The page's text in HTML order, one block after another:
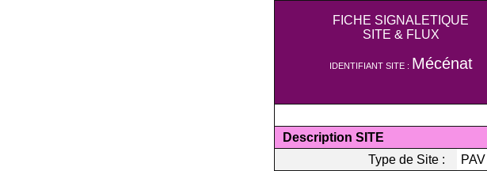
FICHE SIGNALETIQUE
SITE & FLUX
IDENTIFIANT SITE : Mécénat
Description SITE
Type de Site :
PAV